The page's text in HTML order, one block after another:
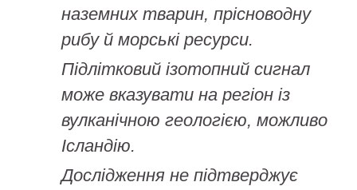
наземних тварин, прісноводну
рибу й морські ресурси.
Підлітковий ізотопний сигнал
може вказувати на регіон із
вулканічною геологією, можливо
Ісландію.
Дослідження не підтверджує